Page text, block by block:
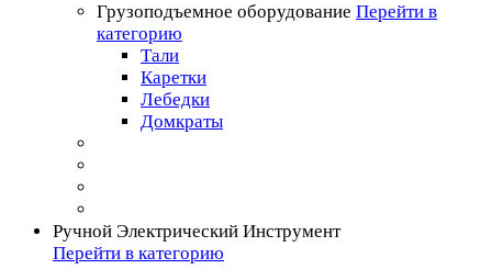
Грузоподъемное оборудование Перейти в
категорию
Тали
Каретки
Лебедки
Домкраты
Ручной Электрический Инструмент
Перейти в категорию